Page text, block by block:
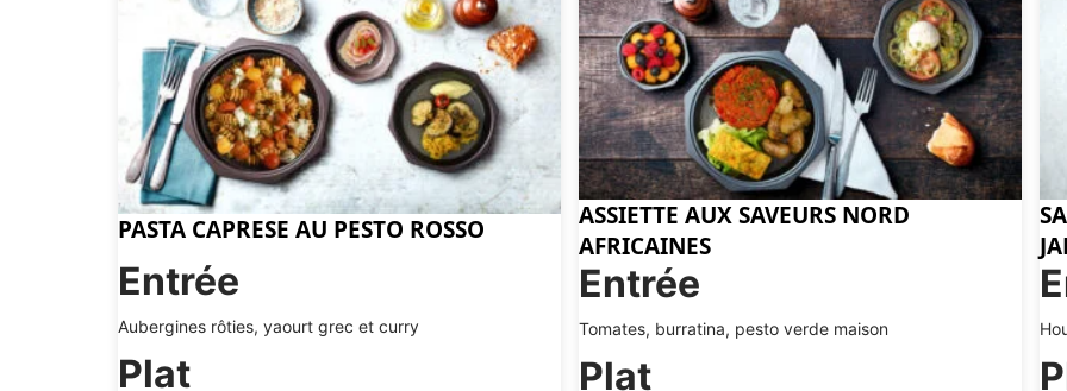
PASTA CAPRESE AU PESTO ROSSO
Entrée
Aubergines rôties, yaourt grec et curry
Plat
ASSIETTE AUX SAVEURS NORD
AFRICAINES
Entrée
Tomates, burratina, pesto verde maison
Plat